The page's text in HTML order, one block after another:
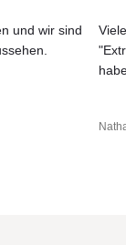
und wir sind